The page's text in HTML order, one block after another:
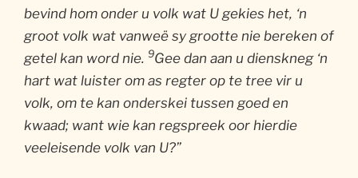
bevind hom onder u volk wat U gekies het, ‘n
groot volk wat vanweë sy grootte nie bereken of
getel kan word nie. 9Gee dan aan u dienskneg ‘n
hart wat luister om as regter op te tree vir u
volk, om te kan onderskei tussen goed en
kwaad; want wie kan regspreek oor hierdie
veeleisende volk van U?”